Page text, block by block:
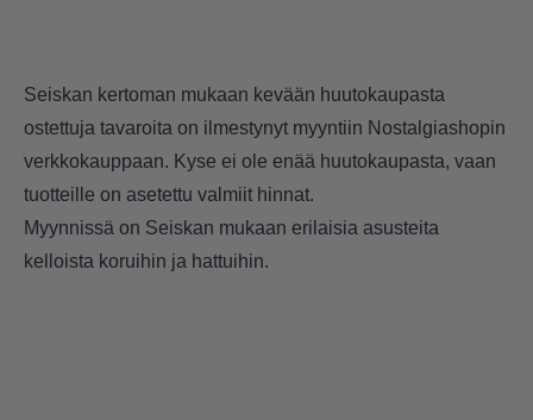
Seiskan kertoman mukaan kevään huutokaupasta
ostettuja tavaroita on ilmestynyt myyntiin Nostalgiashopin
verkkokauppaan. Kyse ei ole enää huutokaupasta, vaan
tuotteille on asetettu valmiit hinnat.
Myynnissä on Seiskan mukaan erilaisia asusteita
kelloista koruihin ja hattuihin.